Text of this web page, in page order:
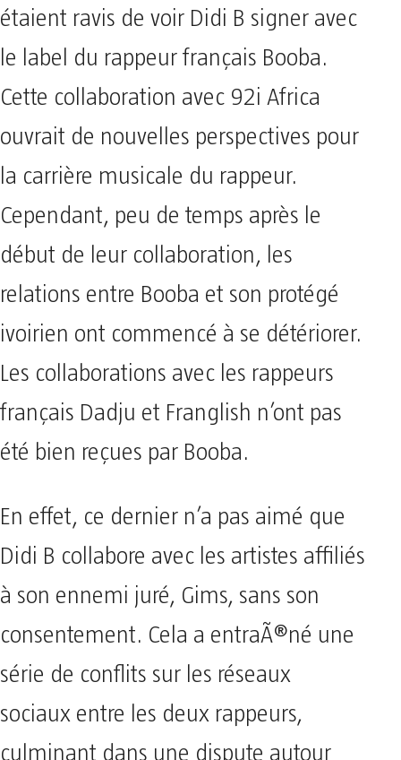
étaient ravis de voir Didi B signer avec
le label du rappeur français Booba.
Cette collaboration avec 92i Africa
ouvrait de nouvelles perspectives pour
la carrière musicale du rappeur.
Cependant, peu de temps après le
début de leur collaboration, les
relations entre Booba et son protégé
ivoirien ont commencé à se détériorer.
Les collaborations avec les rappeurs
français Dadju et Franglish n’ont pas
été bien reçues par Booba.
En effet, ce dernier n’a pas aimé que
Didi B collabore avec les artistes affiliés
à son ennemi juré, Gims, sans son
consentement. Cela a entraÃ®né une
série de conflits sur les réseaux
sociaux entre les deux rappeurs,
culminant dans une dispute autour